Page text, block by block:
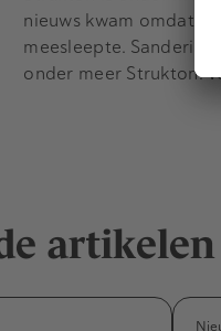
nieuws kwam omdat hij
meesleepte.
onder meer Strukton.
artikelen